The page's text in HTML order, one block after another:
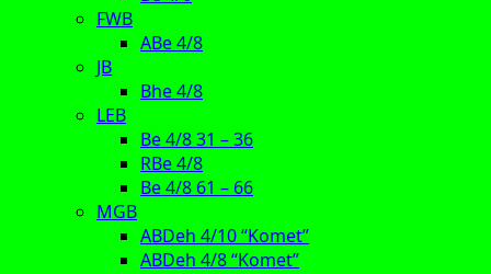
FWB
ABe 4/8
JB
Bhe 4/8
LEB
Be 4/8 31 – 36
RBe 4/8
Be 4/8 61 – 66
MGB
ABDeh 4/10 “Komet”
ABDeh 4/8 “Komet”